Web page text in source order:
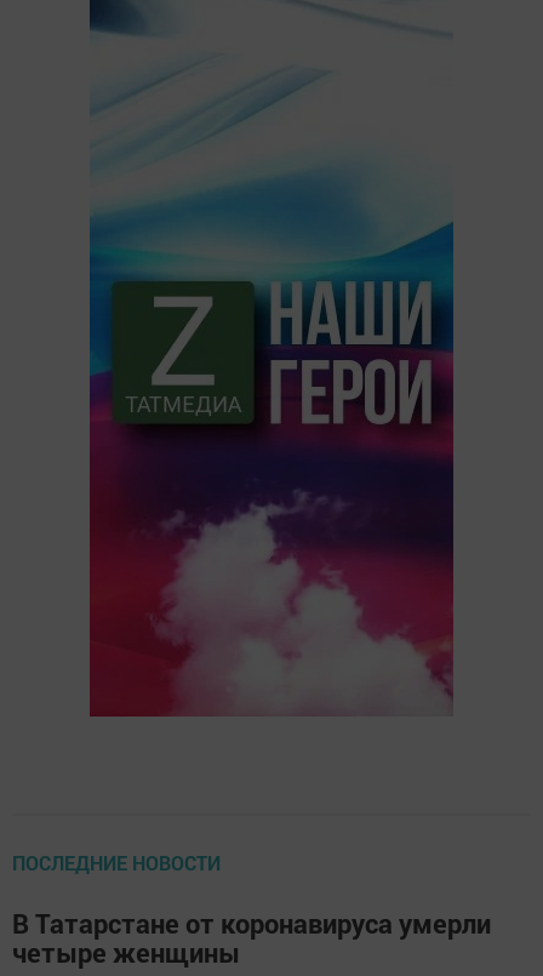
ПОСЛЕДНИЕ НОВОСТИ
В Татарстане от коронавируса умерли
четыре женщины